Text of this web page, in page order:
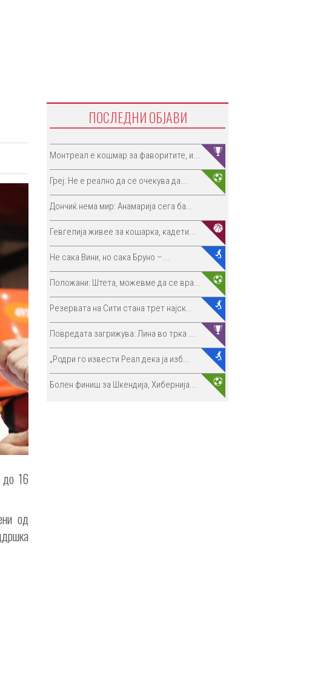
до 16
од
ПОСЛЕДНИ ОБЈАВИ
Монтреал е кошмар за фаворитите, и...
Греј: Не е реално да се очекува да...
Дончиќ нема мир: Анамарија сега ба...
Гевгелија живее за кошарка, кадети...
Не сака Вини, но сака Бруно –...
Положани: Штета, можевме да се вра...
Резервата на Сити стана трет најск...
Повредата загрижува: Лина во трка ...
„Родри го извести Реал дека ја изб...
Болен финиш за Шкендија, Хибернија...